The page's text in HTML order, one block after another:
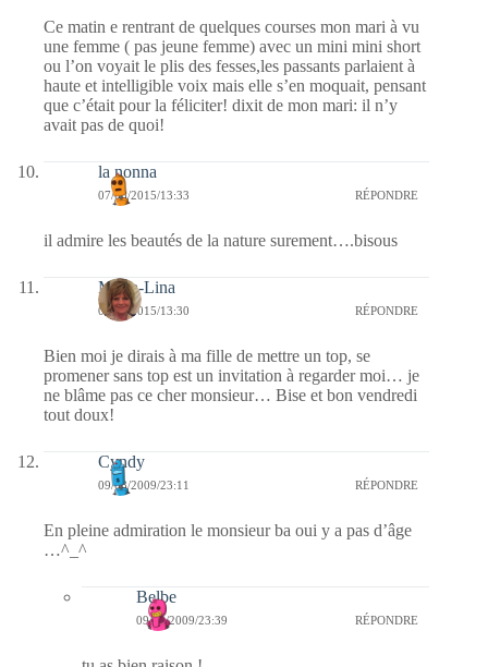
Ce matin e rentrant de quelques courses mon mari à vu
une femme ( pas jeune femme) avec un mini mini short
ou l’on voyait le plis des fesses,les passants parlaient à
haute et intelligible voix mais elle s’en moquait, pensant
que c’était pour la féliciter! dixit de mon mari: il n’y
avait pas de quoi!
la nonna
07/08/2015/13:33 RÉPONDRE
il admire les beautés de la nature surement….bisous
Maria-Lina
07/08/2015/13:30 RÉPONDRE
Bien moi je dirais à ma fille de mettre un top, se
promener sans top est un invitation à regarder moi… je
ne blâme pas ce cher monsieur… Bise et bon vendredi
tout doux!
Cyndy
09/08/2009/23:11 RÉPONDRE
En pleine admiration le monsieur ba oui y a pas d’âge
…^_^
Belbe
09/08/2009/23:39 RÉPONDRE